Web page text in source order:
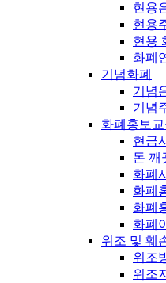
현용
현용
현용
화폐
기념화폐
기념
기념
화폐홍보
현금
돈 깨
화폐
화폐
화폐
화폐
위조 및 훼
위조
위조